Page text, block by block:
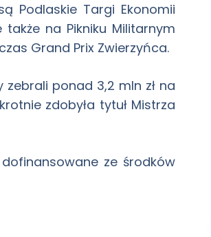
Podlaskie Targi Ekonomii
na Pikniku Militarnym
Grand Prix Zwierzyńca.
ponad 3,2 mln zł na
zdobyła tytuł Mistrza
ze środków